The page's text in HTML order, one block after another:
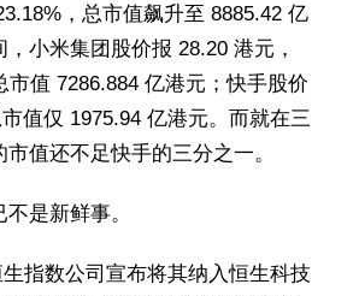
，总市值飙升至 8885.42 亿
小米集团股价报 28.20 港元，
市值 7286.884 亿港元；快手股价
值仅 1975.94 亿港元。而就在三
值还不足快手的三分之一。
是新鲜事。
指数公司宣布将其纳入恒生科技